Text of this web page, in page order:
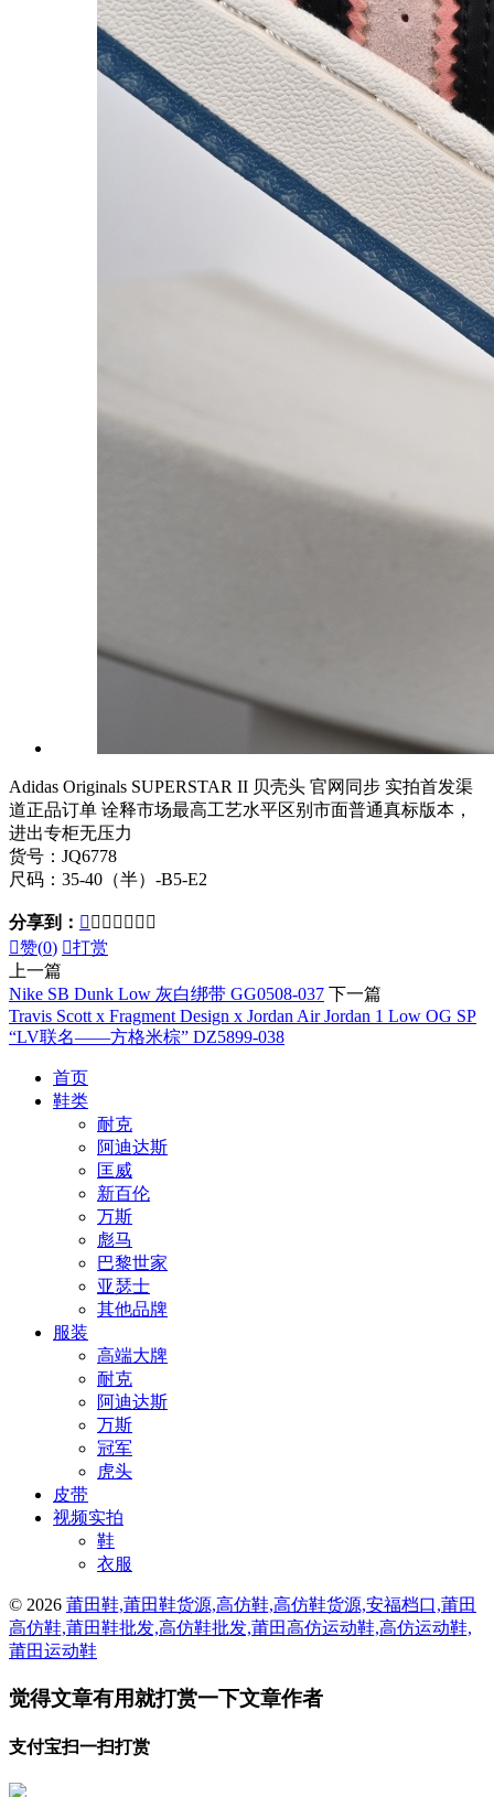
Adidas Originals SUPERSTAR II 贝壳头 官网同步 实拍首发渠
道正品订单 诠释市场最高工艺水平区别市面普通真标版本，
进出专柜无压力
货号：JQ6778
尺码：35-40（半）-B5-E2
分享到：       
赞(0) 打赏
上一篇
Nike SB Dunk Low 灰白绑带 GG0508-037 下一篇
Travis Scott x Fragment Design x Jordan Air Jordan 1 Low OG SP
“LV联名——方格米棕” DZ5899-038
首页
鞋类
耐克
阿迪达斯
匡威
新百伦
万斯
彪马
巴黎世家
亚瑟士
其他品牌
服装
高端大牌
耐克
阿迪达斯
万斯
冠军
虎头
皮带
视频实拍
鞋
衣服
© 2026 莆田鞋,莆田鞋货源,高仿鞋,高仿鞋货源,安福档口,莆田
高仿鞋,莆田鞋批发,高仿鞋批发,莆田高仿运动鞋,高仿运动鞋,
莆田运动鞋
觉得文章有用就打赏一下文章作者
支付宝扫一扫打赏